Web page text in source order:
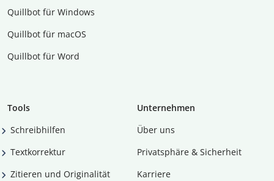
Quillbot für Windows
Quillbot für macOS
Quillbot für Word
Tools
Schreibhilfen
Textkorrektur
Zitieren und Originalität
Unternehmen
Über uns
Privatsphäre & Sicherheit
Karriere